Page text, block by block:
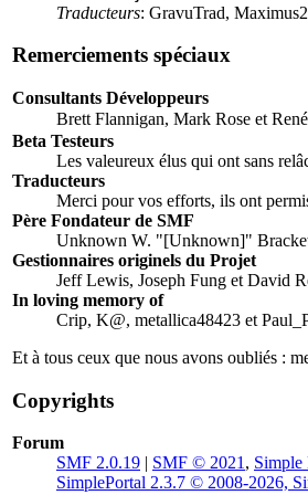
Traducteurs: GravuTrad,
Remerciements spéciaux
Consultants Développeurs
Brett Flannigan, Mark Rose et
Beta Testeurs
Les valeureux élus qui ont sans
Traducteurs
Merci pour vos efforts, ils ont
Père Fondateur de SMF
Unknown W. "[Unknown]"
Gestionnaires originels du Projet
Jeff Lewis, Joseph Fung et David
In loving memory of
Crip, K@, metallica48423 et
Et à tous ceux que nous avons oubliés :
Copyrights
Forum
SMF 2.0.19
SMF © 2021, Simple
SimplePortal 2.3.7 © 2008-2026,